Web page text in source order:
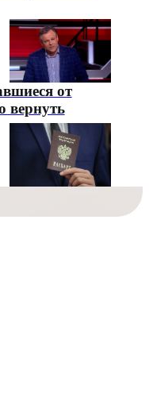
от
вернуть